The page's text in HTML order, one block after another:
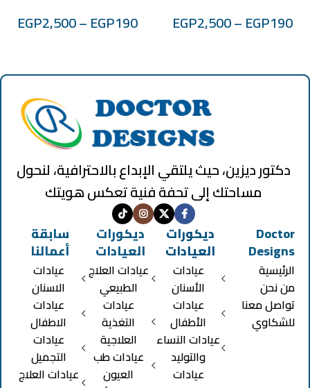
EGP190
–
EGP2,500
EGP190
–
EGP2,500
دكتور ديزين، حيث يلتقي الإبداع بالاحترافية، لنحول
مساحتك إلى تحفة فنية تعكس هويتك
Doctor
Designs
الرئيسية
من نحن
تواصل معنا
للشكاوي
ديكورات
العيادات
عيادات
الأسنان
عيادات
الأطفال
عيادات النساء
والتوليد
عيادات
ديكورات
العيادات
عيادات العلاج
الطبيعي
عيادات
التغذية
العلاجية
عيادات طب
العيون
سابقة
أعمالنا
عيادات
الاسنان
عيادات
الاطفال
عيادات
التجميل
عيادات العلاج